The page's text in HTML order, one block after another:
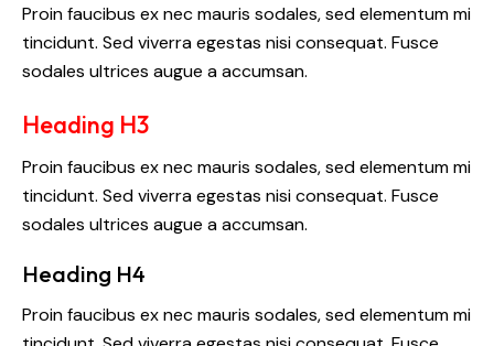
Proin faucibus ex nec mauris sodales, sed elementum mi
tincidunt. Sed viverra egestas nisi consequat. Fusce
sodales ultrices augue a accumsan.
Heading H3
Proin faucibus ex nec mauris sodales, sed elementum mi
tincidunt. Sed viverra egestas nisi consequat. Fusce
sodales ultrices augue a accumsan.
Heading H4
Proin faucibus ex nec mauris sodales, sed elementum mi